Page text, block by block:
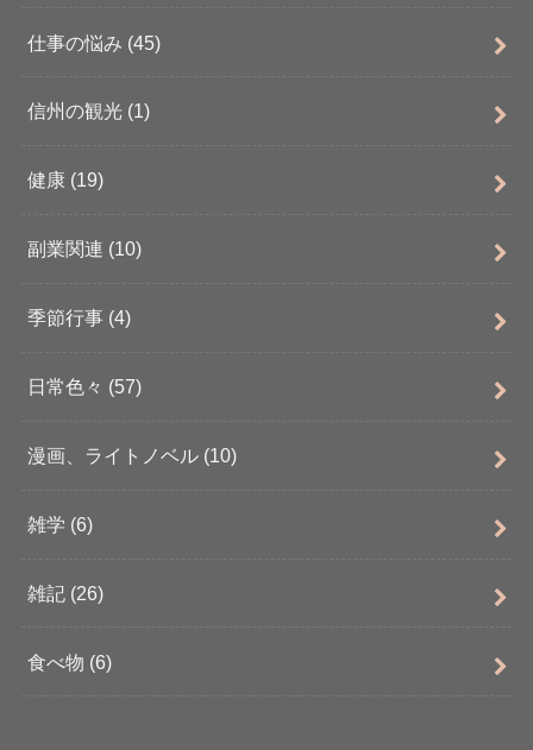
仕事の悩み (45)
信州の観光 (1)
健康 (19)
副業関連 (10)
季節行事 (4)
日常色々 (57)
漫画、ライトノベル (10)
雑学 (6)
雑記 (26)
食べ物 (6)